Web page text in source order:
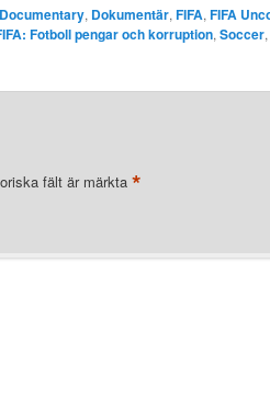
Documentary, Dokumentär,FIFA,FIFA
Fotboll pengar och korruption,Soccer,
fält är märkta *